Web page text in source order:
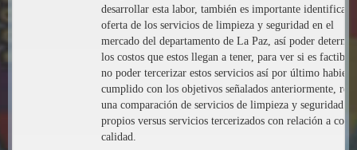
desarrollar esta labor, también es importante identificar
oferta de los servicios de limpieza y seguridad en el
mercado del departamento de La Paz, así poder
los costos que estos llegan a tener, para ver si es factible
no poder tercerizar estos servicios así por último
cumplido con los objetivos señalados anteriormente,
una comparación de servicios de limpieza y seguridad
propios versus servicios tercerizados con relación a
calidad.